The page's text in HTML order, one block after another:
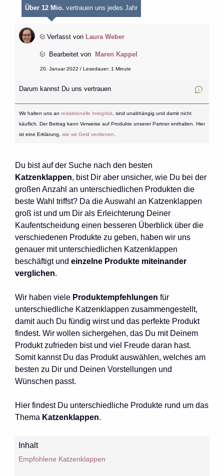
Über 12 Mio. vertrauen uns jedes Jahr
Verfasst von Laura Weber
Bearbeitet von Maren Kappel
20. Januar 2022 / Lesedauer: 1 Minute
Darum kannst Du uns vertrauen
Wir halten uns an redaktionelle Integrität, sind unabhängig und damit nicht
käuflich. Der Beitrag kann Verweise auf Produkte unserer Partner enthalten. Hier
ist eine Erklärung, wie wir Geld verdienen
Du bist auf der Suche nach den besten
Katzenklappen, bist Dir aber unsicher, wie Du bei der
großen Anzahl an unterschiedlichen Produkten die
beste Wahl triffst? Da die Auswahl an Katzenklappen
groß ist und um Dir als Erleichterung Deiner
Kaufentscheidung einen besseren Überblick über die
verschiedenen Produkte zu geben, haben wir uns
genauer mit unterschiedlichen Katzenklappen
beschäftigt und einzelne Produkte miteinander
verglichen.
Wir haben viele Produktempfehlungen für
unterschiedliche Katzenklappen zusammengestellt,
damit auch Du fündig wirst und das perfekte Produkt
findest. Wir wollen sichergehen, das Du mit Deinem
Produkt zufrieden bist und viel Freude daran hast.
Somit kannst Du das Produkt auswählen, welches am
besten zu Dir und Deinen Vorstellungen und
Wünschen passt.
Hier findest Du unterschiedliche Produkte rund um das
Thema Katzenklappen.
Inhalt
Empfohlene Katzenklappen